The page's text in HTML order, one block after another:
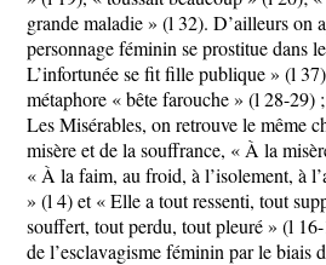
grande maladie » (l 32). D’ailleurs on
personnage féminin se prostitue dans
L’infortunée se fit fille publique » (l
métaphore « bête farouche » (l 28-29)
Les Misérables, on retrouve le même
misère et de la souffrance, « À la
« À la faim, au froid, à l’isolement, à
» (l 4) et « Elle a tout ressenti, tout
souffert, tout perdu, tout pleuré » (l
de l’esclavagisme féminin par le biais